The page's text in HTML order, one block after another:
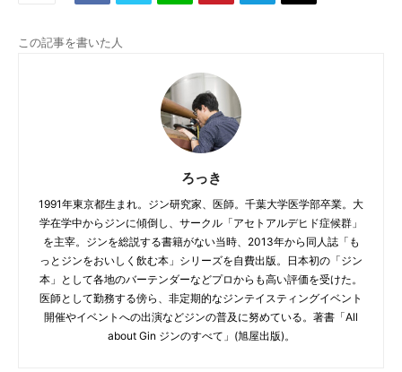
この記事を書いた人
ろっき
1991年東京都生まれ。ジン研究家、医師。千葉大学医学部卒業。大
学在学中からジンに傾倒し、サークル「アセトアルデヒド症候群」
を主宰。ジンを総説する書籍がない当時、2013年から同人誌「も
っとジンをおいしく飲む本」シリーズを自費出版。日本初の「ジン
本」として各地のバーテンダーなどプロからも高い評価を受けた。
医師として勤務する傍ら、非定期的なジンテイスティングイベント
開催やイベントへの出演などジンの普及に努めている。著書「All
about Gin ジンのすべて」(旭屋出版)。